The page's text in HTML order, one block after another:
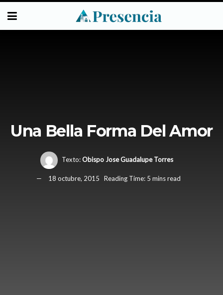
Una Bella Forma Del Amor
Texto:Obispo Jose Guadalupe Torres
18 octubre, 2015 Reading Time: 5 mins read